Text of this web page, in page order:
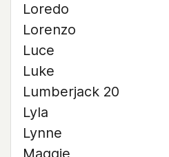
Loredo
Lorenzo
Luce
Luke
Lumberjack 20
Lyla
Lynne
Maggie